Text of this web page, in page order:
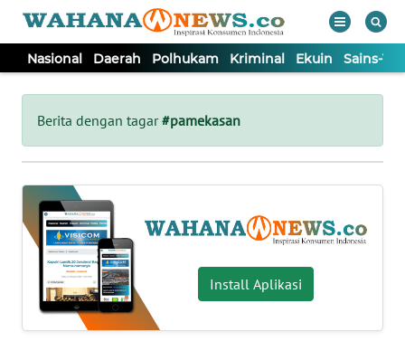
Nasional Daerah Polhukam Kriminal Ekuin Sains-
Berita dengan tagar#pamekasan
Install Aplikasi
Tutup
NASIONAL
DAERAH
POLHUKAM
KRIMINAL